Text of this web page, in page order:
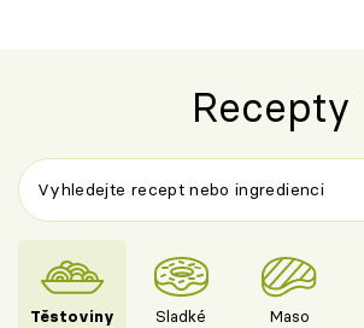
Recepty
Těstoviny Sladké Maso